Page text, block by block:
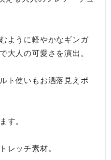
ように軽やかなギンガ
大人の可愛さを演出。
ト使いもお洒落見えポ
す。
レッチ素材。